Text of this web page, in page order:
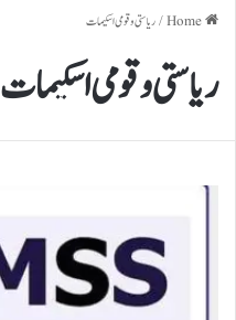
/ریاستی و قومی اسکیمات
ریاستی و قومی اسکیمات